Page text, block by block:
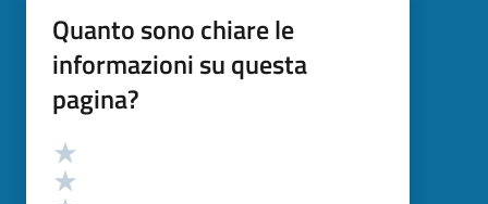
Quanto sono chiare le
informazioni su questa
pagina?
Valutazione